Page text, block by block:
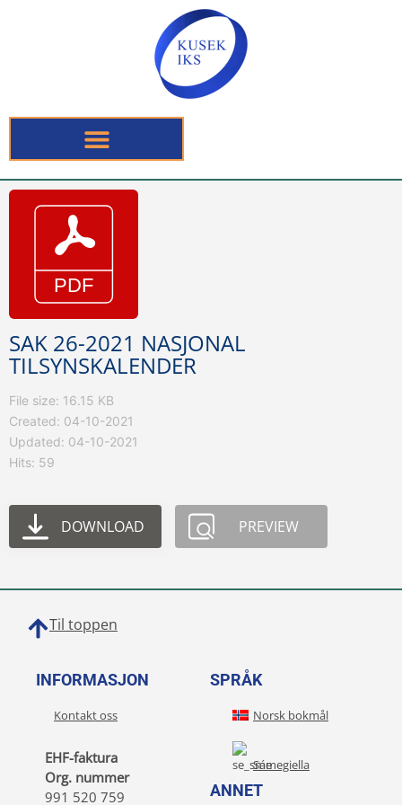
SAK 26-2021 NASJONAL
TILSYNSKALENDER
File size: 16.15 KB
Created: 04-10-2021
Updated: 04-10-2021
Hits: 59
DOWNLOAD PREVIEW
Til toppen
INFORMASJON
Kontakt oss
EHF-faktura
Org. nummer
991 520 759
SPRÅK
Norsk bokmål
Sámegiella
ANNET